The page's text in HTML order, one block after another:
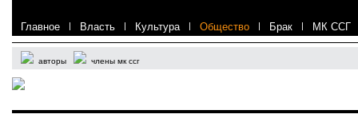
Главное | Власть | Культура | Общество | Брак | МК ССГ
авторы члены мк ссг